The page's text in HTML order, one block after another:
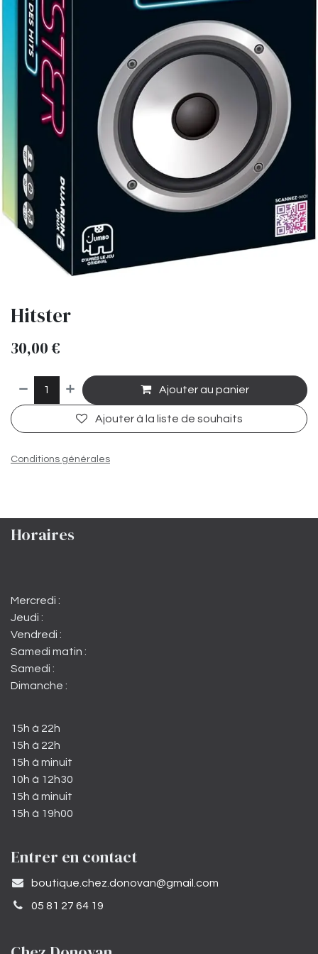
Hitster
30,00 €
Ajouter au panier
Ajouter à la liste de souhaits
Conditions générales
Horaires
Mercredi :
Jeudi :
Vendredi :
Samedi matin :
Samedi :
Dimanche :
15h à 22h
15h à 22h
15h à minuit
10h à 12h30
15h à minuit
15h à 19h00
Entrer en contact
​boutique.chez.donovan@gmail.com​
05 81 27 64 19